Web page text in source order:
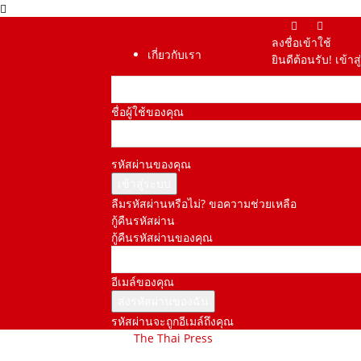
เกี่ยวกับเรา
ลงชื่อเข้าใช้
ยินดีต้อนรับ! เข้
ชื่อผู้ใช้ของคุณ
รหัสผ่านของคุณ
ลืมรหัสผ่านหรือไม่? ขอความช่วยเหลือ
กู้คืนรหัสผ่าน
กู้คืนรหัสผ่านของคุณ
อีเมล์ของคุณ
รหัสผ่านจะถูกอีเมล์ถึงคุณ
The Thai Press